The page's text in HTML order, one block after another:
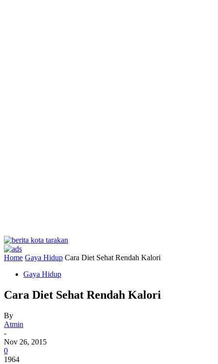
Home Gaya Hidup Cara Diet Sehat Rendah Kalori
Gaya Hidup
Cara Diet Sehat Rendah Kalori
By
Atmin
-
Nov 26, 2015
0
1964